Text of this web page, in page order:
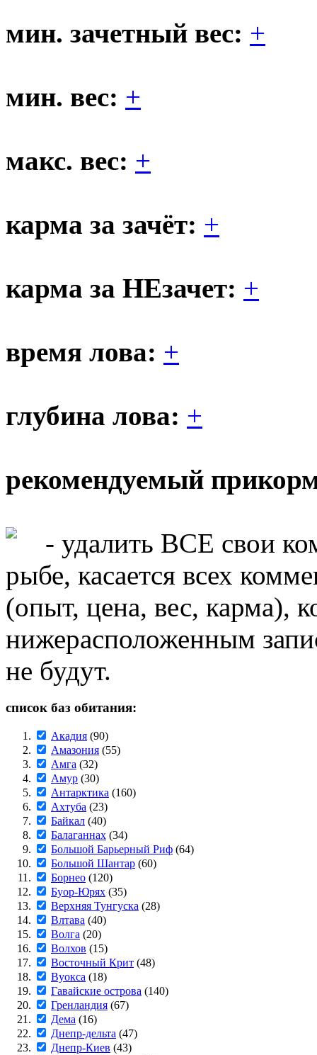
мин. зачетный вес: +
мин. вес: +
макс. вес: +
карма за зачёт: +
карма за НЕзачет: +
время лова: +
глубина лова: +
рекомендуемый
- удалить ВСЕ свои
рыбе, касается всех
(опыт, цена, вес, карма),
нижерасположенным
не будут.
список баз обитания:
Акадия (90)
Амазония (55)
Амга (32)
Амур (30)
Антарктика (160)
Ахтуба (23)
Байкал (40)
Балаганнах (34)
Большой Барьерный Риф (64)
Большой Шантар (60)
Борнео (120)
Буор-Юрях (35)
Верхняя Тунгуска (28)
Влтава (40)
Волга (20)
Волхов (15)
Восточный Крит (48)
Вуокса (18)
Гавайские острова (140)
Гренландия (67)
Дема (16)
Днепр-дельта (47)
Днепр-Киев (43)